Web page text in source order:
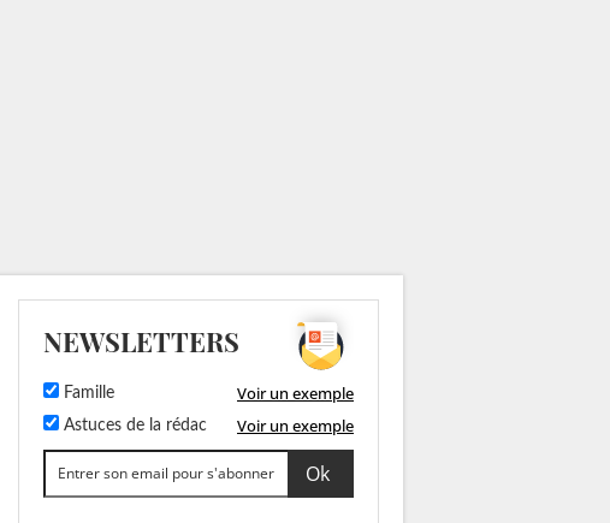
NEWSLETTERS
Famille Voir un exemple
Astuces de la rédac Voir un exemple